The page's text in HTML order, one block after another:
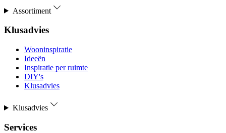
Assortiment
Klusadvies
Wooninspiratie
Ideeën
Inspiratie per ruimte
DIY's
Klusadvies
Klusadvies
Services